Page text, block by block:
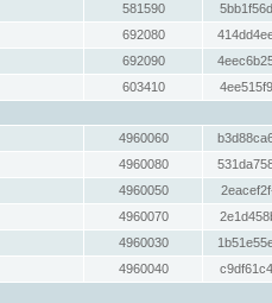
581590
692080
692090
603410
4960060
4960080
4960050
4960070
4960030
4960040